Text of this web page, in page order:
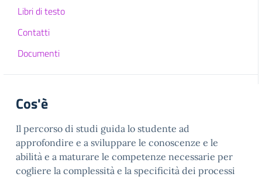
Libri di testo
Contatti
Documenti
Cos'è
Il percorso di studi guida lo studente ad
approfondire e a sviluppare le conoscenze e le
abilità e a maturare le competenze necessarie per
cogliere la complessità e la specificità dei processi